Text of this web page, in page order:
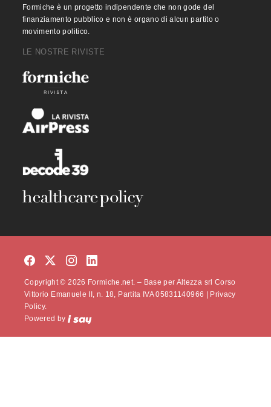
Formiche è un progetto indipendente che non gode del
finanziamento pubblico e non è organo di alcun partito o
movimento politico.
LE NOSTRE RIVISTE
Copyright © 2026 Formiche.net. – Base per Altezza srl Corso
Vittorio Emanuele II, n. 18, Partita IVA 05831140966 |
Privacy
Policy.
Powered by